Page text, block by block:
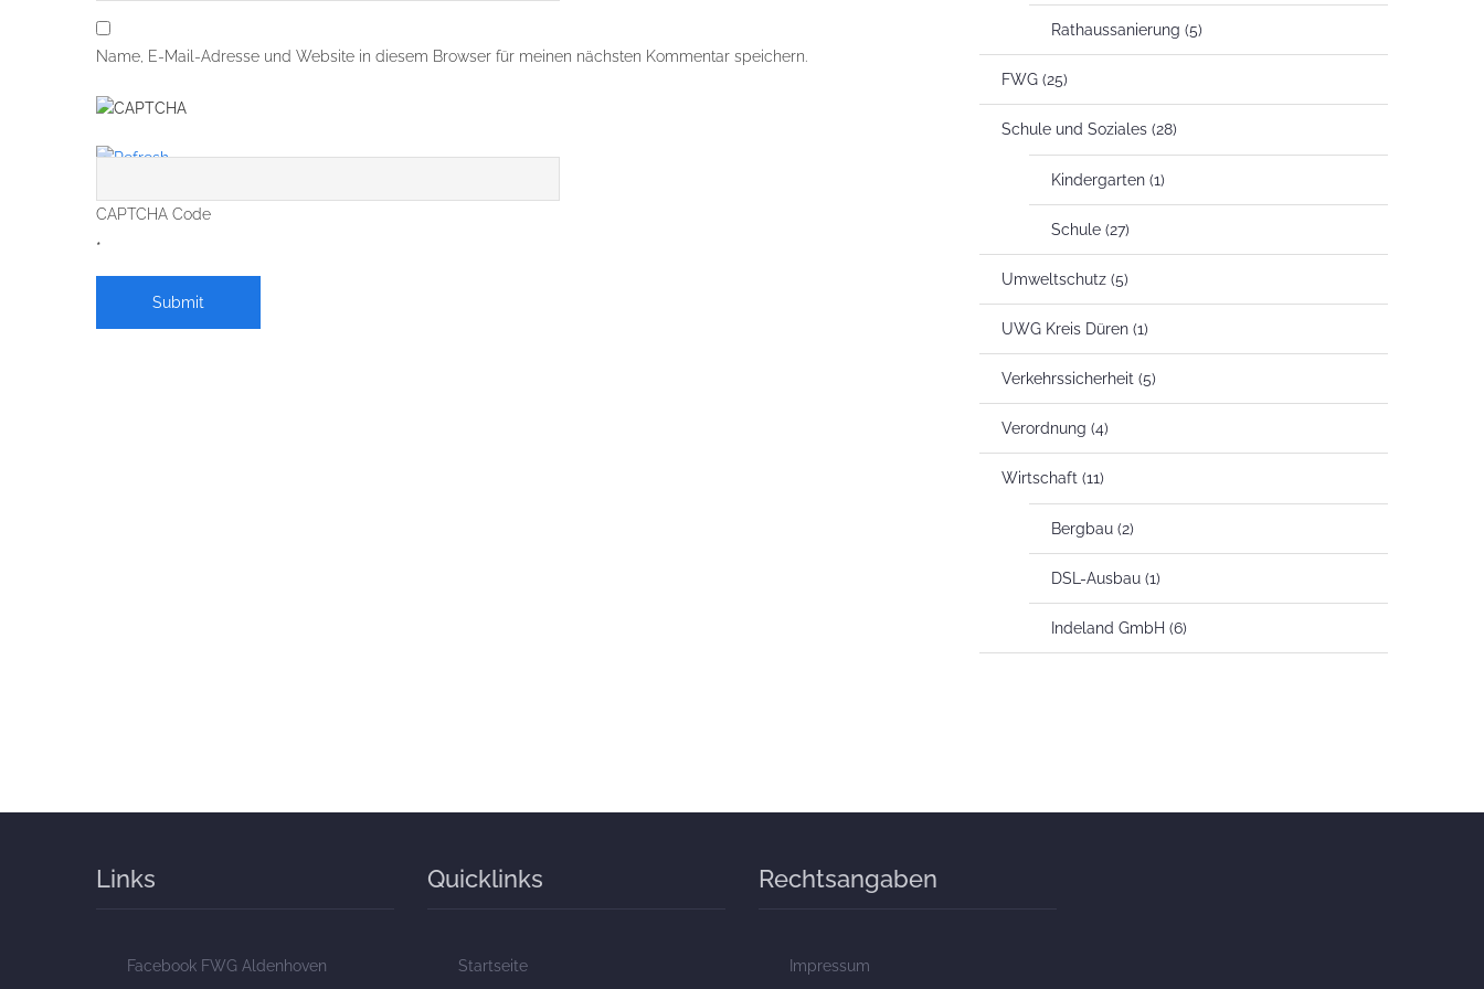
Name, E-Mail-Adresse und Website in diesem Browser für meinen nächsten Kommentar speichern.
CAPTCHA Code
*
Rathaussanierung (5)
FWG (25)
Schule und Soziales (28)
Kindergarten (1)
Schule (27)
Umweltschutz (5)
UWG Kreis Düren (1)
Verkehrssicherheit (5)
Verordnung (4)
Wirtschaft (11)
Bergbau (2)
DSL-Ausbau (1)
Indeland GmbH (6)
Links
Facebook FWG Aldenhoven
Quicklinks
Startseite
Rechtsangaben
Impressum